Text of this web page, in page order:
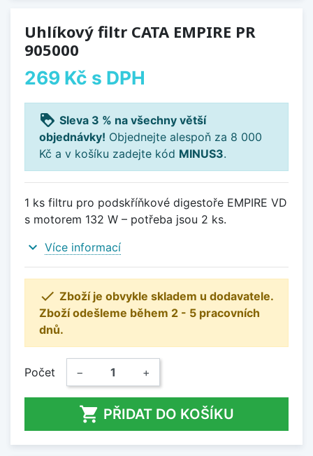
Uhlíkový filtr CATA EMPIRE PR
905000
269 Kč s DPH
loyalty Sleva 3 % na všechny větší
objednávky! Objednejte alespoň za 8 000
Kč a v košíku zadejte kód MINUS3.
1 ks filtru pro podskříňkové digestoře EMPIRE VD
s motorem 132 W – potřeba jsou 2 ks.
expand_more Více informací
 Zboží je obvykle skladem u dodavatele.
Zboží odešleme během 2 - 5 pracovních
dnů.
Počet − +
 PŘIDAT DO KOŠÍKU